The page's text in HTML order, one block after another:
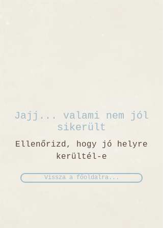
Jajj... valami nem jól
sikerült
Ellenőrizd, hogy jó helyre
kerültél-e
Vissza a főoldalra...